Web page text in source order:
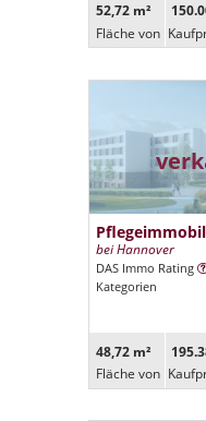
52,72 m²
Fläche von
bei Hannover
DAS Immo Rating
Kategorien
48,72 m²
Fläche von